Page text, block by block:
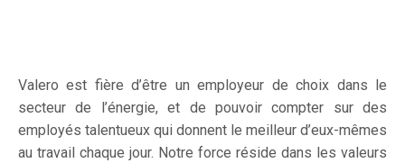
Valero est fière d’être un employeur de choix dans le
secteur de l’énergie, et de pouvoir compter sur des
employés talentueux qui donnent le meilleur d’eux-mêmes
au travail chaque jour. Notre force réside dans les valeurs